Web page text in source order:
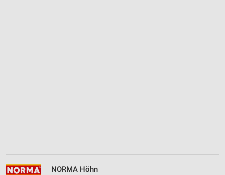
NORMA Höhn